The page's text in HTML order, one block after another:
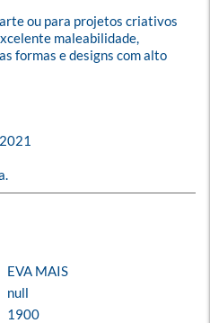
ou para projetos criativos
maleabilidade,
formas e designs com alto
EVA MAIS
null
1900